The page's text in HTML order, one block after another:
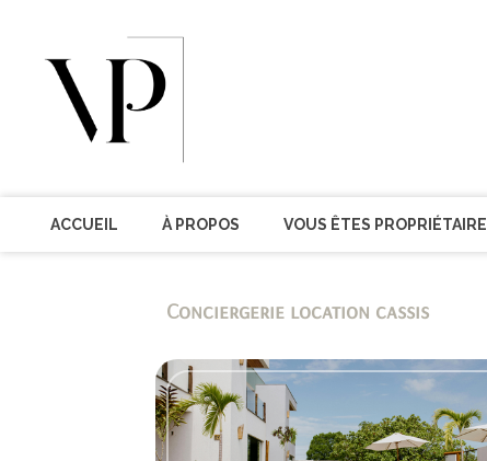
ACCUEIL À PROPOS VOUS ÊTES PROPRIÉTAIRE
Conciergerie location cassis